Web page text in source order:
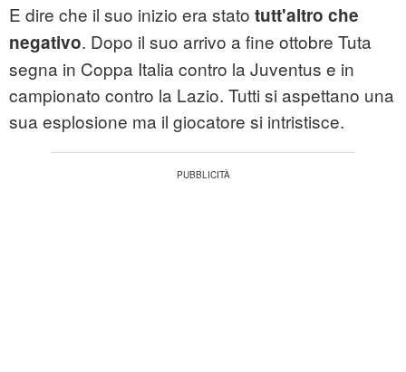
E dire che il suo inizio era stato tutt'altro che
negativo. Dopo il suo arrivo a fine ottobre Tuta
segna in Coppa Italia contro la Juventus e in
campionato contro la Lazio. Tutti si aspettano una
sua esplosione ma il giocatore si intristisce.